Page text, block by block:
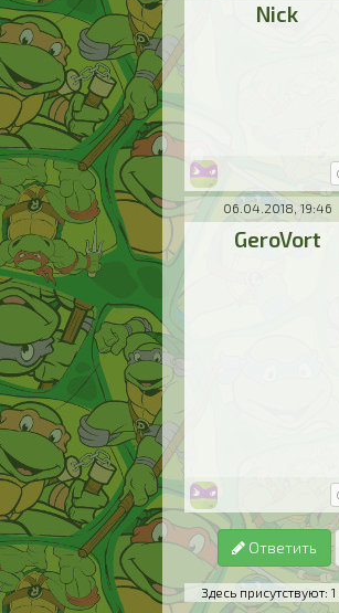
Nick
06.04.2018, 19:46
GeroVort
Ответить
Здесь присутствуют: 1